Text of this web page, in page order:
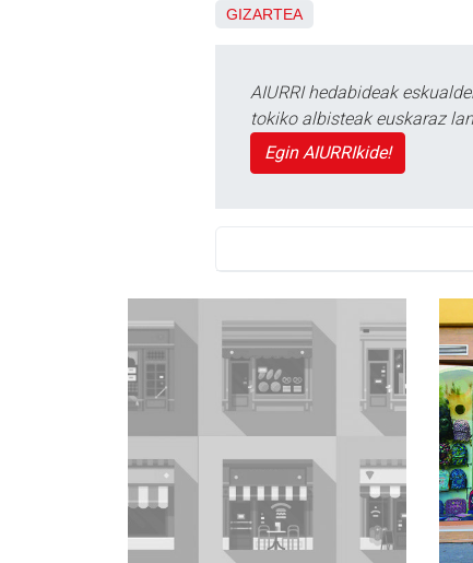
GIZARTEA
AIURRI hedabideak
tokiko albisteak euskaraz
Egin AIURRIkide!